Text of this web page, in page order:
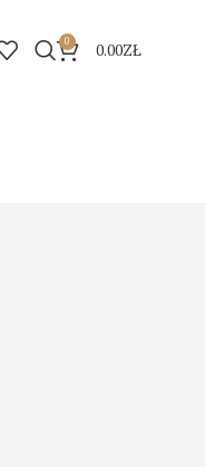
0 0.00ZŁ